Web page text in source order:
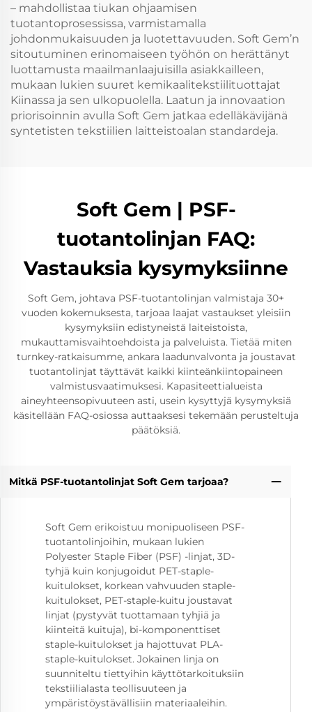
– mahdollistaa tiukan ohjaamisen
tuotantoprosessissa, varmistamalla
johdonmukaisuuden ja luotettavuuden. Soft Gem’n
sitoutuminen erinomaiseen työhön on herättänyt
luottamusta maailmanlaajuisilla asiakkailleen,
mukaan lukien suuret kemikaalitekstiilituottajat
Kiinassa ja sen ulkopuolella. Laatun ja innovaation
priorisoinnin avulla Soft Gem jatkaa edelläkävijänä
syntetisten tekstiilien laitteistoalan standardeja.
Soft Gem | PSF-
tuotantolinjan FAQ:
Vastauksia kysymyksiinne
Soft Gem, johtava PSF-tuotantolinjan valmistaja 30+
vuoden kokemuksesta, tarjoaa laajat vastaukset yleisiin
kysymyksiin edistyneistä laiteistoista,
mukauttamisvaihtoehdoista ja palveluista. Tietää miten
turnkey-ratkaisumme, ankara laadunvalvonta ja joustavat
tuotantolinjat täyttävät kaikki kiinteänkiintopaineen
valmistusvaatimuksesi. Kapasiteettialueista
aineyhteensopivuuteen asti, usein kysyttyjä kysymyksiä
käsitellään FAQ-osiossa auttaaksesi tekemään perusteltuja
päätöksiä.
Mitkä PSF-tuotantolinjat Soft Gem tarjoaa?
Soft Gem erikoistuu monipuoliseen PSF-
tuotantolinjoihin, mukaan lukien
Polyester Staple Fiber (PSF) -linjat, 3D-
tyhjä kuin konjugoidut PET-staple-
kuitulokset, korkean vahvuuden staple-
kuitulokset, PET-staple-kuitu joustavat
linjat (pystyvät tuottamaan tyhjiä ja
kiinteitä kuituja), bi-komponenttiset
staple-kuitulokset ja hajottuvat PLA-
staple-kuitulokset. Jokainen linja on
suunniteltu tiettyihin käyttötarkoituksiin
tekstiilialasta teollisuuteen ja
ympäristöystävällisiin materiaaleihin.